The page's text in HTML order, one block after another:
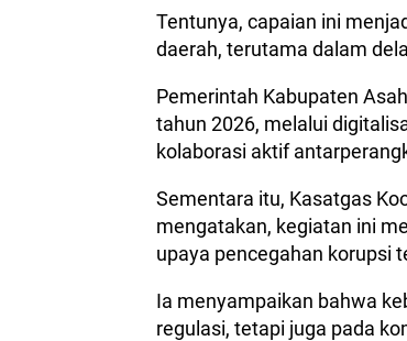
Tentunya, capaian ini
daerah, terutama dalam
Pemerintah Kabupaten
tahun 2026, melalui
kolaborasi aktif
Sementara itu, Kasatgas
mengatakan, kegiatan ini
upaya pencegahan korupsi
Ia menyampaikan bahwa
regulasi, tetapi juga pada